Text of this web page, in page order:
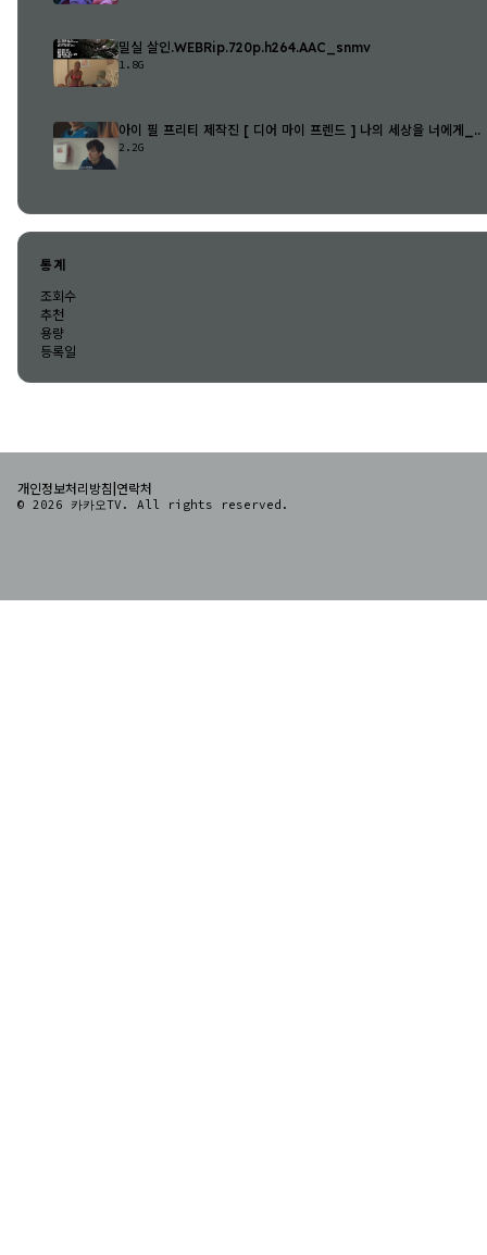
밀실 살인.WEBRip.720p.h264.AAC_snmv
1.8G
아이 필 프리티 제작진 [ 디어 마이 프렌드 ] 나의 세상을 너에게_..
2.2G
통계
조회수
추천
용량
등록일
개인정보처리방침 연락처
© 2026 카카오TV. All rights reserved.